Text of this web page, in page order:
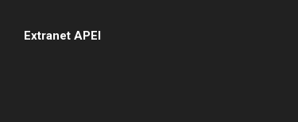
Extranet APEI